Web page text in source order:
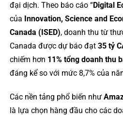
đại dịch. Theo báo cáo “Digital
của Innovation, Science and
Canada (ISED), doanh thu từ
Canada được dự báo đạt 35 tỷ
chiếm hơn 11% tổng doanh thu
đáng kể so với mức 8,7% của
Các nền tảng phổ biến như
là lựa chọn hàng đầu cho các